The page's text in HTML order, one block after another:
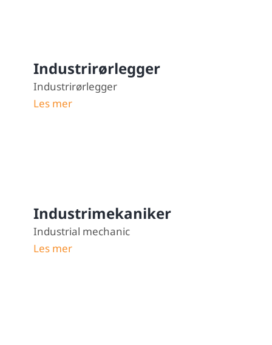
Industrirørlegger
Industrirørlegger
Les mer
Industrimekaniker
Industrial mechanic
Les mer